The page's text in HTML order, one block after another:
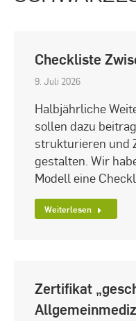
Checkliste
9. Juli 2026
Halbjährliche
sollen dazu
strukturieren und
gestalten. Wir
Modell eine
Weiterlesen
Zertifikat